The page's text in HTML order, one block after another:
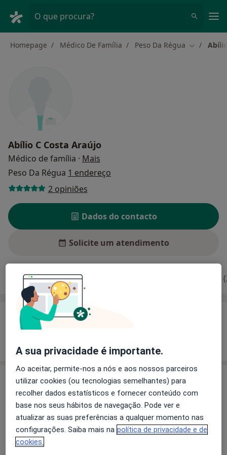
O que procura?
Homepage Médico De Família Peso Da Régua Mudar de
Abílio C Costa Araújo
Médico de família · Mais
Peso Da Régua 1 endereço
2 opiniões
Dados do contacto
Solicite um atendimento
Experiência Preços Opiniões
Experiência
sobre a experiência
Preços
Sem informação sobre serviços e preços
Este especialista ainda não adicionou nenhuma
informação sobre serviços
A sua privacidade é importante.
Ao aceitar, permite-nos a nós e aos nossos parceiros
utilizar cookies (ou tecnologias semelhantes) para
recolher dados estatísticos e fornecer conteúdo com
base nos seus hábitos de navegação. Pode ver e
atualizar as suas preferências a qualquer momento nas
configurações. Saiba mais na política de privacidade e de
cookies.